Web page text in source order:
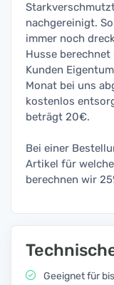
nachgereinigt.
immer noch
Husse
Kunden
Monat bei uns
kostenlos
beträgt 20€.
Bei einer
Artikel für
berechnen wir
Geeignet für